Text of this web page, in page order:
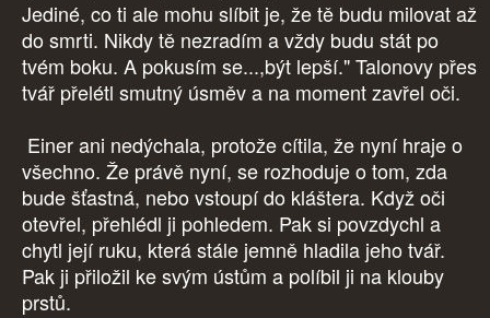
Jediné, co ti ale mohu slíbit je, že tě budu milovat až
do smrti. Nikdy tě nezradím a vždy budu stát po
tvém boku. A pokusím se...,být lepší." Talonovy přes
tvář přelétl smutný úsměv a na moment zavřel oči.
Einer ani nedýchala, protože cítila, že nyní hraje o
všechno. Že právě nyní, se rozhoduje o tom, zda
bude šťastná, nebo vstoupí do kláštera. Když oči
otevřel, přehlédl ji pohledem. Pak si povzdychl a
chytl její ruku, která stále jemně hladila jeho tvář.
Pak ji přiložil ke svým ústům a políbil ji na klouby
prstů.